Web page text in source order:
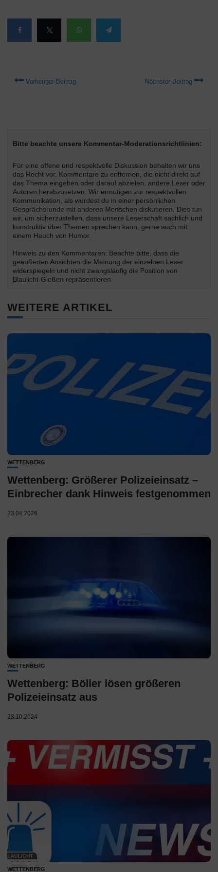
Vorheriger Beitrag Nächster Beitrag
Bitte beachte unsere Kommentar-Moderationsrichtlinien:
Für eine offene und respektvolle Diskussion behalten wir uns
das Recht vor, Kommentare zu entfernen, die nicht direkt auf
das Thema eingehen oder darauf abzielen, andere Leser oder
Autoren herabzusetzen. Wir ermutigen zur respektvollen
Kommunikation, als würdest du in einer persönlichen
Gesprächsrunde mit anderen Menschen diskutieren. Dies tun
wir, um sicherzustellen, dass unsere Leserschaft sachlich und
konstruktiv über Themen sprechen kann, gerne auch mit
einem Hauch von Humor.
Hinweis zu den Kommentaren: Beachte bitte, dass die
geäußerten Ansichten die Meinung der einzelnen Leser
widerspiegeln und nicht zwangsläufig die Position von
Blaulicht-Gießen repräsentieren.
WEITERE ARTIKEL
WETTENBERG
Wettenberg: Größerer Polizeieinsatz –
Einbrecher dank Hinweis festgenommen
23.04.2026
WETTENBERG
Wettenberg: Böller lösen größeren
Polizeieinsatz aus
23.10.2024
WETTENBERG